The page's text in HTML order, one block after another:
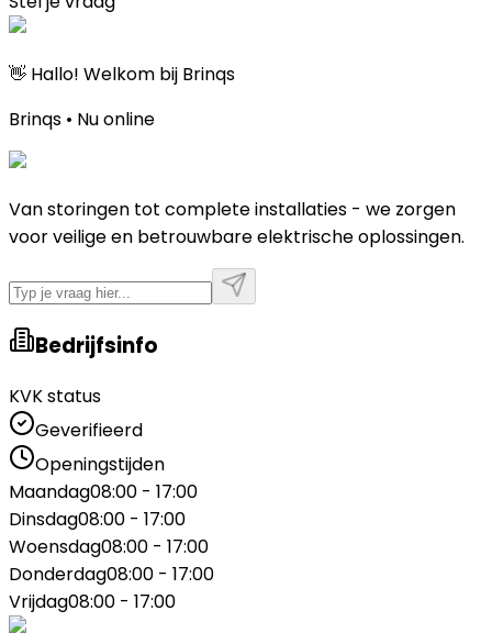
👋 Hallo! Welkom bij Brinqs
Brinqs • Nu online
Van storingen tot complete installaties - we zorgen
voor veilige en betrouwbare elektrische oplossingen.
Bedrijfsinfo
KVK status
Geverifieerd
Openingstijden
Maandag08:00 - 17:00
Dinsdag08:00 - 17:00
Woensdag08:00 - 17:00
Donderdag08:00 - 17:00
Vrijdag08:00 - 17:00